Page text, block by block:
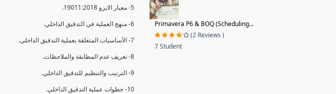
5- معيار الايزو 19011:2018.
6- منهج العملية في التدقيق الداخلي.
7- الأساسيات المتعلقة بعملية التدقيق الداخلي.
8- تعريف عدم المطابقة والملاحظات.
9- الترتيب والتنظيم للتدقيق الداخلي.
10- خطوات عملية التدقيق الداخلي.
Primavera P6 & BOQ (Scheduling...
(2 Reviews )
7 Student